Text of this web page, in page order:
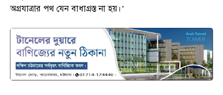
অগ্রযাত্রার পথ যেন বাধাগ্রস্ত না হয়।’